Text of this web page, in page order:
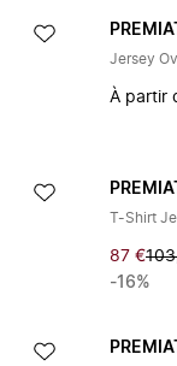
Jersey
À partir
T-Shirt
87 €
-16%